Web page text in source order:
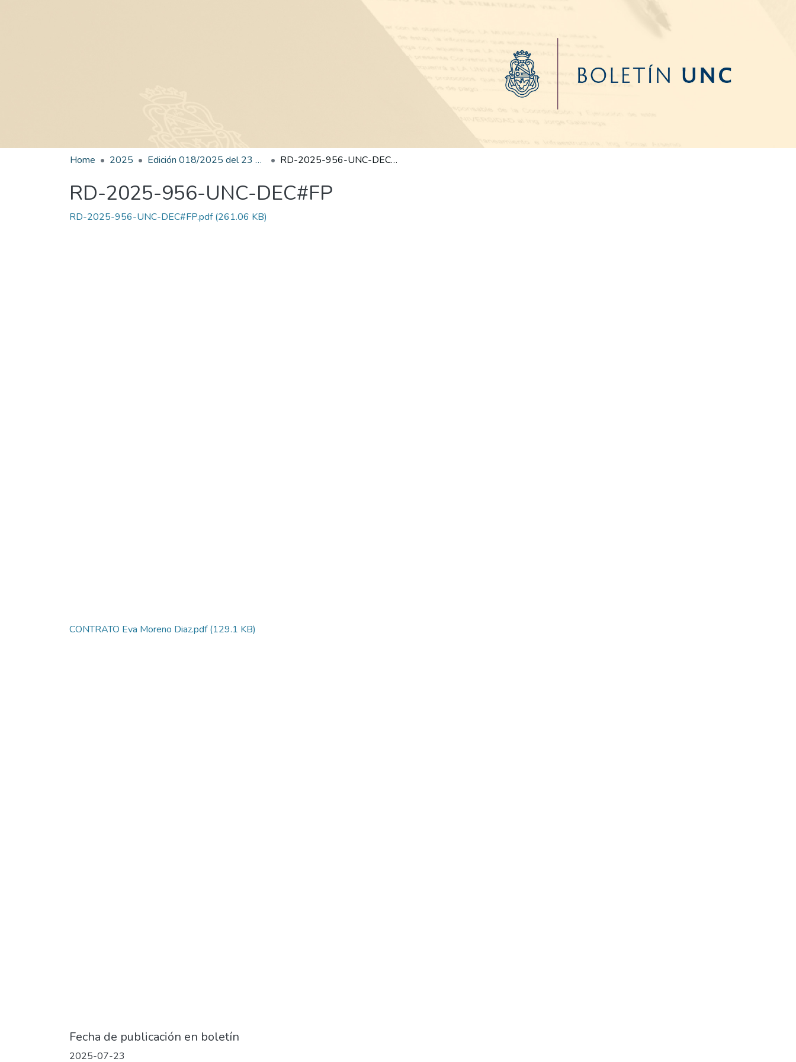
Home 2025 Edición 018/2025 del 23 de julio de 2025 RD-2025-956-UNC-DEC#FP
RD-2025-956-UNC-DEC#FP
RD-2025-956-UNC-DEC#FP.pdf(261.06 KB)
CONTRATO Eva Moreno Diaz.pdf(129.1 KB)
Fecha de publicación en boletín
2025-07-23